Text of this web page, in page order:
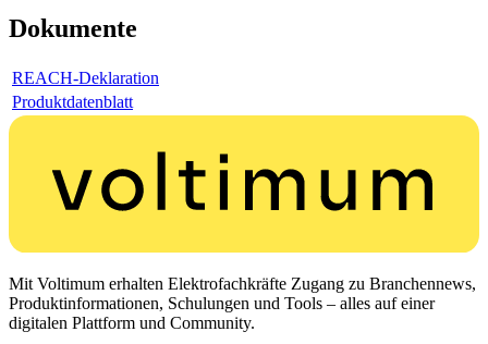
Dokumente
REACH-Deklaration
Produktdatenblatt
Mit Voltimum erhalten Elektrofachkräfte Zugang zu Branchennews,
Produktinformationen, Schulungen und Tools – alles auf einer
digitalen Plattform und Community.